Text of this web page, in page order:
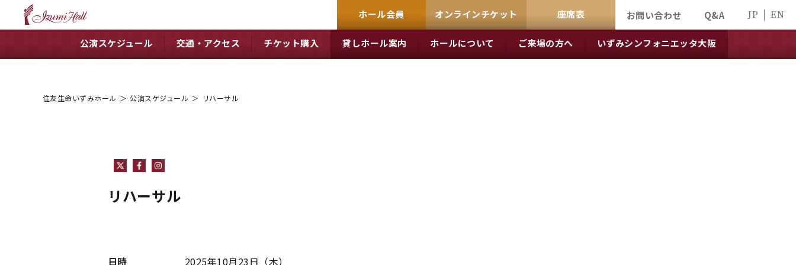
ホール会員 オンラインチケット 座席表 お問い合わせ Q&A JP EN
公演スケジュール 交通・アクセス チケット購入 貸しホール案内 ホールについて ご来場の方へ いずみシンフォニエッタ大阪
住友生命いずみホール ＞ 公演スケジュール ＞ リハーサル
リハーサル
日時 2025年10月23日 （木）